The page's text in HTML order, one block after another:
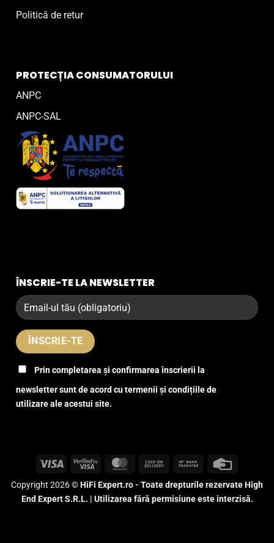
Politică de retur
PROTECȚIA CONSUMATORULUI
ANPC
ANPC-SAL
ÎNSCRIE-TE LA NEWSLETTER
Prin completarea și confirmarea înscrierii la
newsletter sunt de acord cu termenii și condițiile de
utilizare ale acestui site.
Visa
Visa
MasterCardCash
Delivery
Bank
Copyright 2026 ©HiFi Expert.ro - Toate drepturile rezervate High
End Expert S.R.L. | Utilizarea fără permisiune este interzisă.